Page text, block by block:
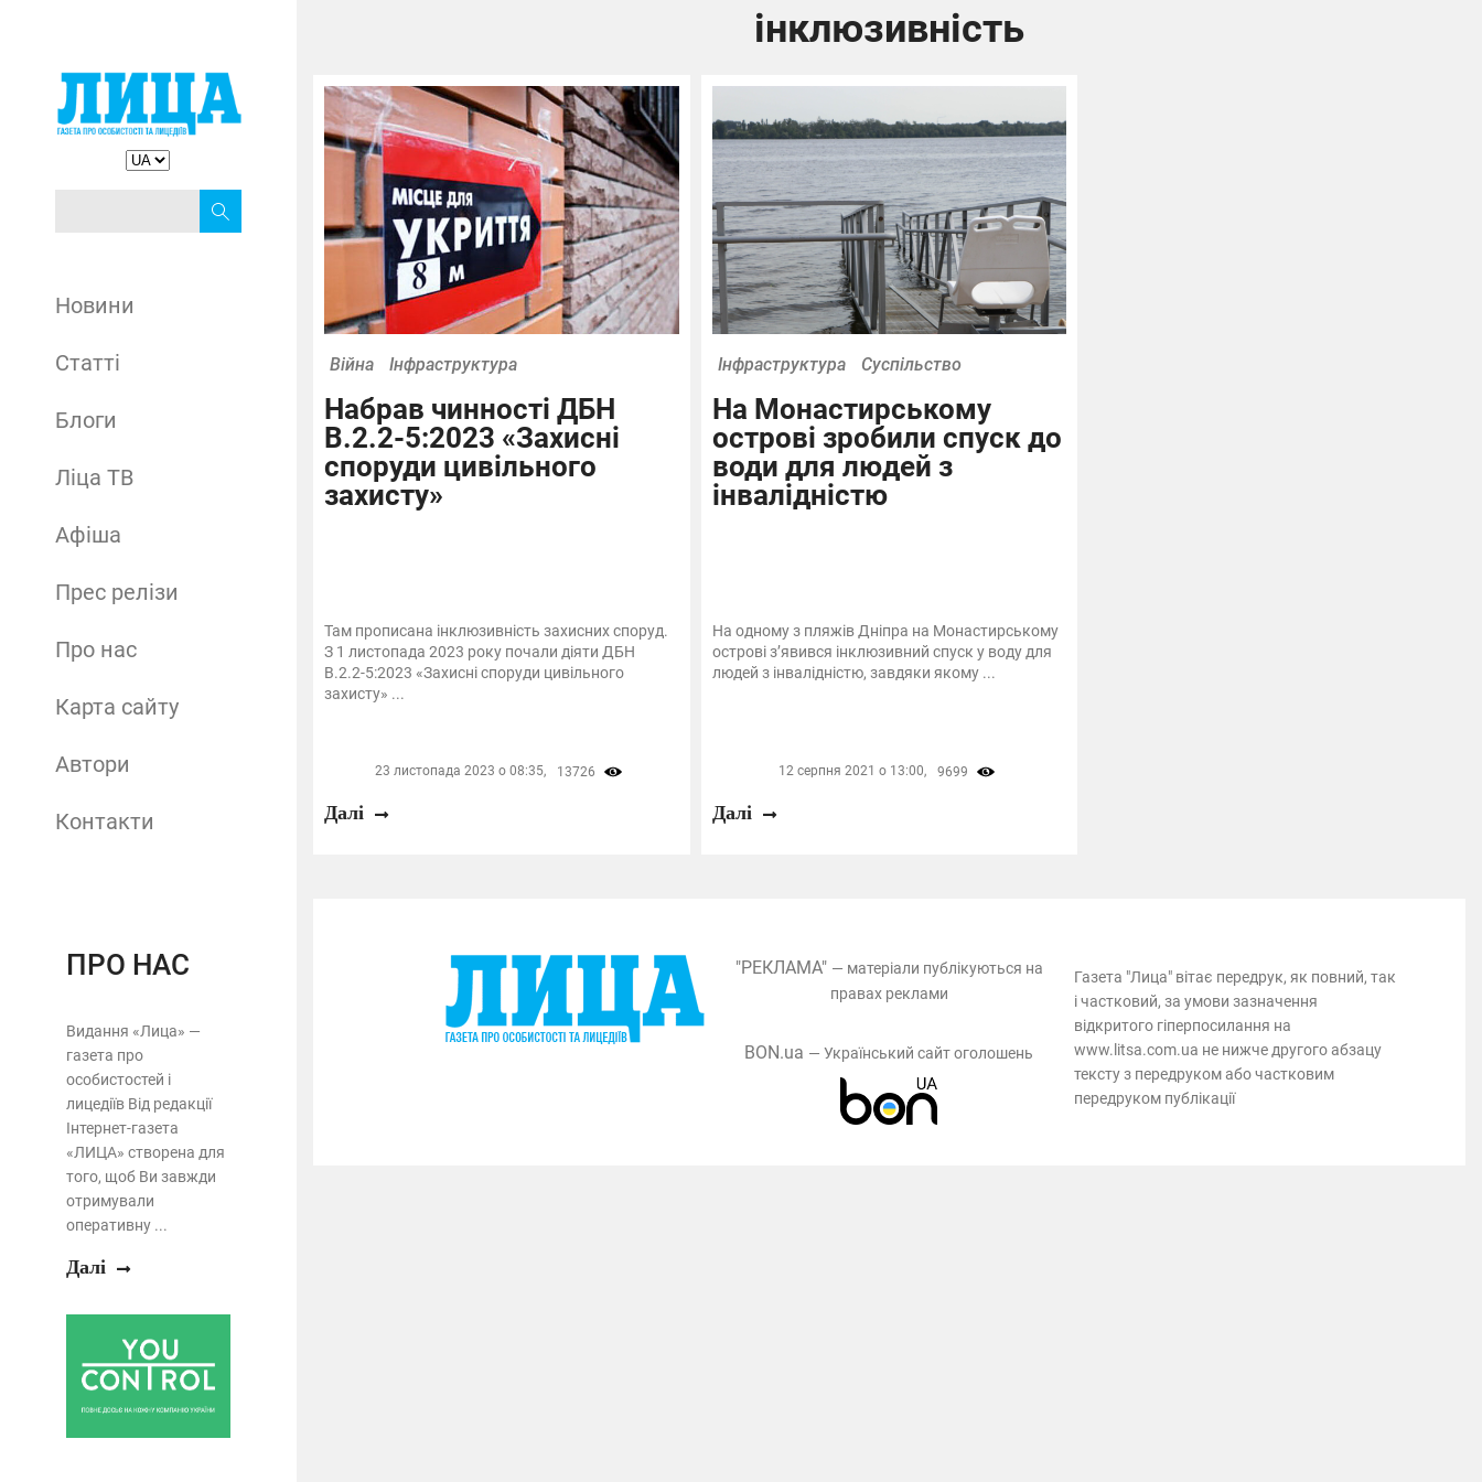
Новини
Статті
Блоги
Ліца ТВ
Афіша
Прес релізи
Про нас
Карта сайту
Автори
Контакти
ПРО НАС
Видання «Лица» —
газета про
особистостей і
лицедіїв Від редакції
Інтернет-газета
«ЛИЦА» створена для
того, щоб Ви завжди
отримували
оперативну ...
Далі
інклюзивність
Війна Інфраструктура
Набрав чинності ДБН
В.2.2-5:2023 «Захисні
споруди цивільного
захисту»
Там прописана інклюзивність захисних споруд.
З 1 листопада 2023 року почали діяти ДБН
В.2.2-5:2023 «Захисні споруди цивільного
захисту» ...
23 листопада 2023 о 08:35, 13726
Далі
Інфраструктура Суспільство
На Монастирському
острові зробили спуск до
води для людей з
інвалідністю
На одному з пляжів Дніпра на Монастирському
острові з’явився інклюзивний спуск у воду для
людей з інвалідністю, завдяки якому ...
12 серпня 2021 о 13:00, 9699
Далі
"РЕКЛАМА" — матеріали публікуються на
правах реклами
BON.ua — Український сайт оголошень
Газета "Лица" вітає передрук, як повний, так
і частковий, за умови зазначення
відкритого гіперпосилання на
www.litsa.com.ua не нижче другого абзацу
тексту з передруком або частковим
передруком публікації